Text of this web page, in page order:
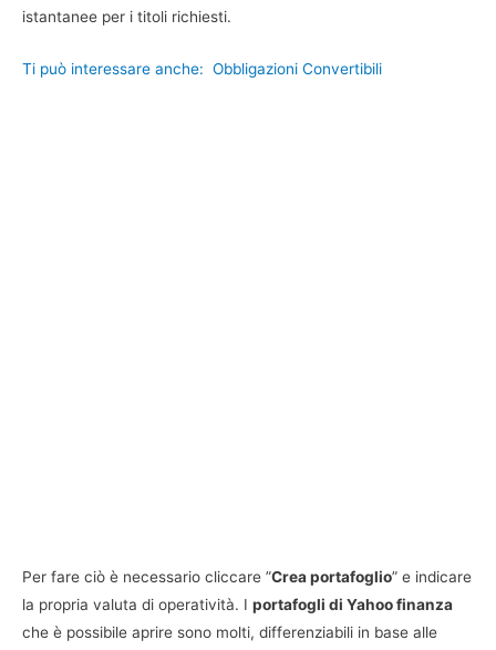
istantanee per i titoli richiesti.
Ti può interessare anche: Obbligazioni Convertibili
Per fare ciò è necessario cliccare ”Crea portafoglio” e indicare
la propria valuta di operatività. I portafogli di Yahoo finanza
che è possibile aprire sono molti, differenziabili in base alle